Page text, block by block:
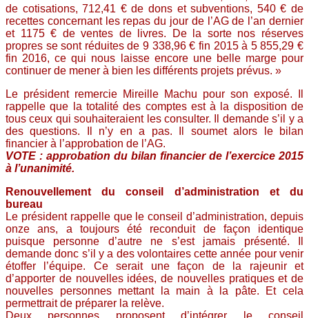
de cotisations, 712,41 € de dons et subventions, 540 € de
recettes concernant les repas du jour de l’AG de l’an dernier
et 1175 € de ventes de livres. De la sorte nos réserves
propres se sont réduites de 9 338,96 € fin 2015 à 5 855,29 €
fin 2016, ce qui nous laisse encore une belle marge pour
continuer de mener à bien les différents projets prévus. »
Le président remercie Mireille Machu pour son exposé. Il
rappelle que la totalité des comptes est à la disposition de
tous ceux qui souhaiteraient les consulter. Il demande s’il y a
des questions. Il n’y en a pas. Il soumet alors le bilan
financier à l’approbation de l’AG.
VOTE : approbation du bilan financier de l’exercice 2015
à l’unanimité.
Renouvellement du conseil d’administration et du
bureau
Le président rappelle que le conseil d’administration, depuis
onze ans, a toujours été reconduit de façon identique
puisque personne d’autre ne s’est jamais présenté. Il
demande donc s’il y a des volontaires cette année pour venir
étoffer l’équipe. Ce serait une façon de la rajeunir et
d’apporter de nouvelles idées, de nouvelles pratiques et de
nouvelles personnes mettant la main à la pâte. Et cela
permettrait de préparer la relève.
Deux personnes proposent d’intégrer le conseil